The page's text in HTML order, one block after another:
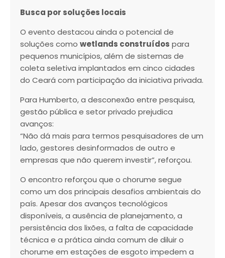
Busca por soluções locais
O evento destacou ainda o potencial de
soluções como wetlands construídos para
pequenos municípios, além de sistemas de
coleta seletiva implantados em cinco cidades
do Ceará com participação da iniciativa privada.
Para Humberto, a desconexão entre pesquisa,
gestão pública e setor privado prejudica
avanços:
“Não dá mais para termos pesquisadores de um
lado, gestores desinformados de outro e
empresas que não querem investir”, reforçou.
O encontro reforçou que o chorume segue
como um dos principais desafios ambientais do
país. Apesar dos avanços tecnológicos
disponíveis, a ausência de planejamento, a
persistência dos lixões, a falta de capacidade
técnica e a prática ainda comum de diluir o
chorume em estações de esgoto impedem a